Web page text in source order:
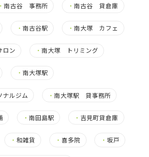
・南古谷 事務所 ・南古谷 貸倉庫
・南古谷駅 ・南大塚 カフェ
ン ・南大塚 トリミング
・南大塚駅
ルジム ・南大塚駅 貸事務所
・南田島駅 ・ 吉見町貸倉庫
・和雑貨 ・喜多院 ・ 坂戸